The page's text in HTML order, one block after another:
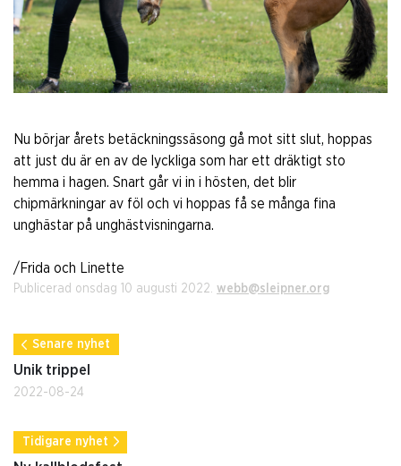
Nu börjar årets betäckningssäsong gå mot sitt slut, hoppas
att just du är en av de lyckliga som har ett dräktigt sto
hemma i hagen. Snart går vi in i hösten, det blir
chipmärkningar av föl och vi hoppas få se många fina
unghästar på unghästvisningarna.
/Frida och Linette
Publicerad onsdag 10 augusti 2022. webb@sleipner.org
Senare nyhet
Unik trippel
2022-08-24
Tidigare nyhet